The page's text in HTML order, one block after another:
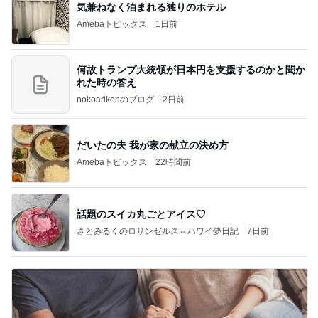
気兼ねなく泊まれる独りのホテル
Amebaトピックス 1日前
何故トランプ大統領が日本円を支援するのかと聞か
れた時の答え
nokoarikonのブログ 2日前
だいたの夫 我が家の献立の決め方
Amebaトピックス 22時間前
話題のスイカ丸ごとアイス♡
さとみるくのロサンゼルス⇔ハワイ夢日記 7日前